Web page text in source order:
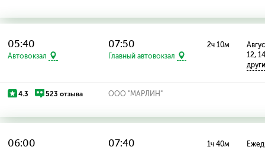
05:40
Автовокзал
07:50
Главный автовокзал
2ч 10м
12,
4.3 523 отзыва ООО "МАРЛИН"
06:00 07:40 1ч 40м